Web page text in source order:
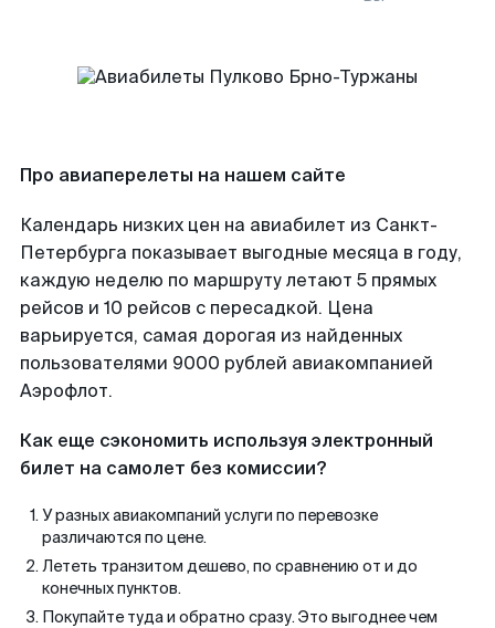
Про авиаперелеты на нашем сайте
Календарь низких цен на авиабилет из Санкт-
Петербурга показывает выгодные месяца в году,
каждую неделю по маршруту летают 5 прямых
рейсов и 10 рейсов с пересадкой. Цена
варьируется, самая дорогая из найденных
пользователями 9000 рублей авиакомпанией
Аэрофлот.
Как еще сэкономить используя электронный
билет на самолет без комиссии?
У разных авиакомпаний услуги по перевозке
различаются по цене.
Лететь транзитом дешево, по сравнению от и до
конечных пунктов.
Покупайте туда и обратно сразу. Это выгоднее чем